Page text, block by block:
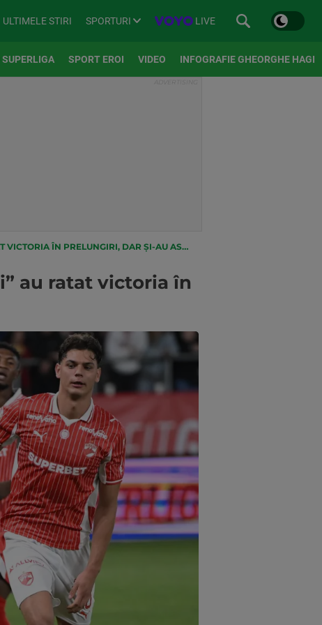
ULTIMELE STIRI SPORTURI LIVE
SUPERLIGA SPORT EROI VIDEO INFOGRAFIE GHEORGHE HAGI
PRELUNGIRI, DAR ȘI-AU ASIGURAT LOCUL TREI
au ratat victoria în